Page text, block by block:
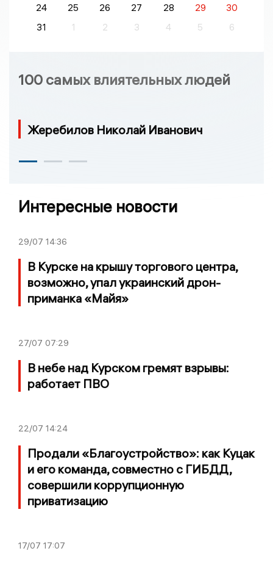
24
25 26 27 28 29
30
31
1 2 3 4 5 6
100 самых влиятельных людей
Жеребилов Николай Иванович
Интересные новости
29/07 14:36
В Курске на крышу торгового центра,
возможно, упал украинский дрон-
приманка «Майя»
27/07 07:29
В небе над Курском гремят взрывы:
работает ПВО
22/07 14:24
Продали «Благоустройство»: как Куцак
и его команда, совместно с ГИБДД,
совершили коррупционную
приватизацию
17/07 17:07